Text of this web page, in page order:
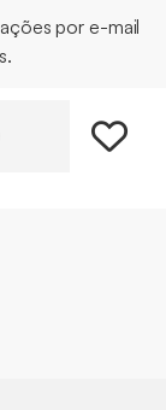
por e-mail